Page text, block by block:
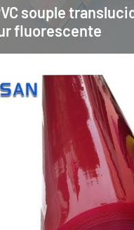
souple
fluorescente